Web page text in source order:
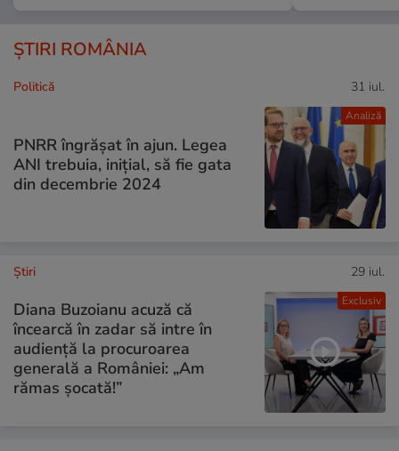
ȘTIRI ROMÂNIA
Analiză
Politică 31 iul.
PNRR îngrășat în ajun. Legea
ANI trebuia, inițial, să fie gata
din decembrie 2024
Exclusiv
Ştiri 29 iul.
Diana Buzoianu acuză că
încearcă în zadar să intre în
audiență la procuroarea
generală a României: „Am
rămas șocată!”